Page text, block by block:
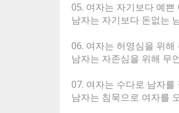
05. 여자는 자기보다 예
남자는 자기보다 돈없는
06. 여자는 허영심을 위해
남자는 자존심을 위해 무
07. 여자는 수다로 남자를
남자는 침묵으로 여자를